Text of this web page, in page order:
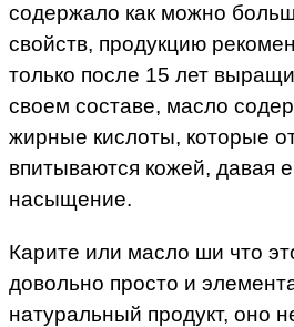
содержало как можно
свойств, продукцию
только после 15 лет
своем составе, масло
жирные кислоты, которые
впитываются кожей, давая
насыщение.
Карите или масло ши что
довольно просто и
натуральный продукт, оно